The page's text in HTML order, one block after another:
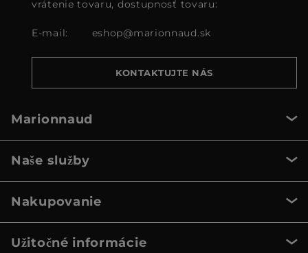
vrátenie tovaru, dostupnosť tovaru:
E-mail: eshop@marionnaud.sk
KONTAKTUJTE NÁS
Marionnaud
Naše služby
Nakupovanie
Užitočné informácie